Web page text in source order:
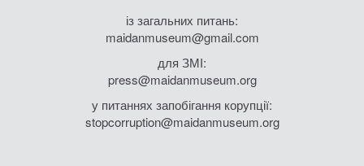
із загальних питань:
maidanmuseum@gmail.com
для ЗМІ:
press@maidanmuseum.org
у питаннях запобігання корупції:
stopcorruption@maidanmuseum.org